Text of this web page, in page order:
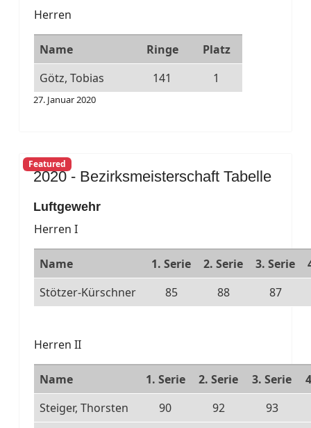
Herren
Name Ringe
Platz
Götz, Tobias
141 1
27. Januar 2020
Featured
2020 - Bezirksmeisterschaft Tabelle
Luftgewehr
Herren I
Name 1. Serie 2. Serie 3. Serie
Stötzer-Kürschner
85 88 87
Herren II
Name 1. Serie 2. Serie 3. Serie
Steiger, Thorsten
90 92
93